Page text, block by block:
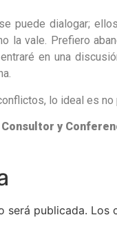
puede dialogar;
la vale. Prefiero
en una
lo ideal es
y
será publicada. Los